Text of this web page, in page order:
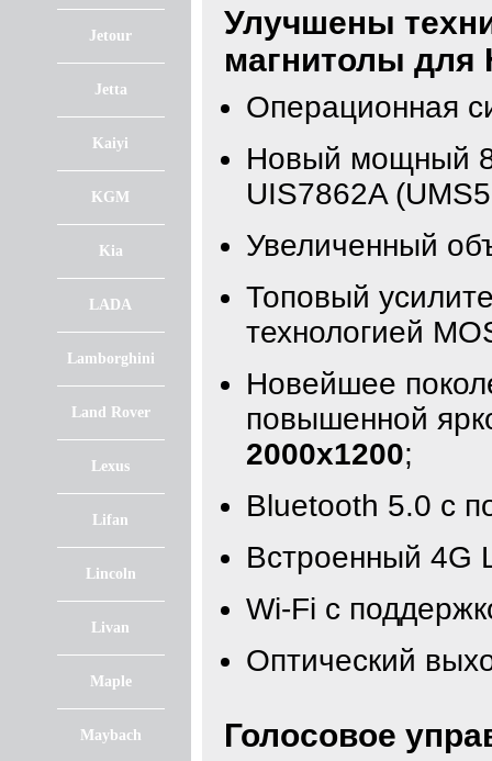
Jetour
Jetta
Kaiyi
KGM
Kia
LADA
Lamborghini
Land Rover
Lexus
Lifan
Lincoln
Livan
Maple
Maybach
Улучшены
магнитолы для
Операционная
Новый мощный
UIS7862A
Увеличенный
Топовый
технологией
Новейшее
повышенной
2000x1200;
Bluetooth 5.0 с
Встроенный 4G
Wi-Fi с
Оптический
Голосовое